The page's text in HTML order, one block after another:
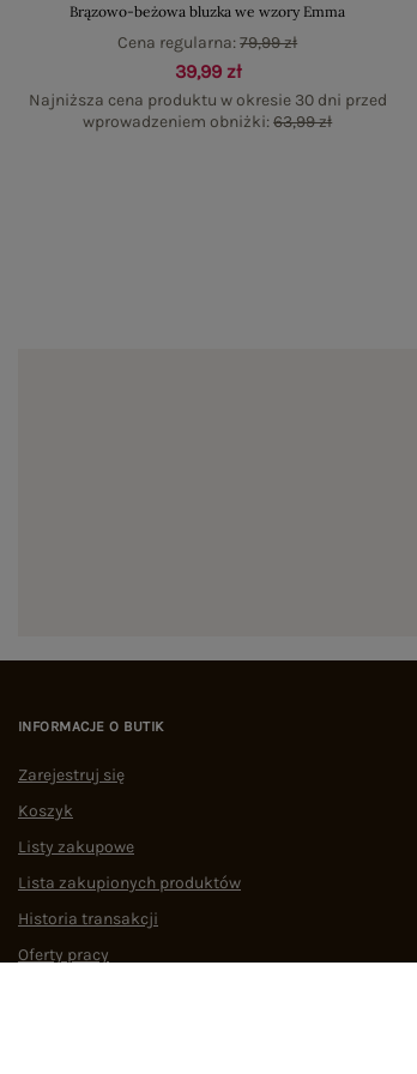
Brązowo-beżowa bluzka we wzory Emma
39,99 zł
Najniższa cena produktu w okresie 30 dni przed
wprowadzeniem obniżki:63,99 zł
Cena regularna:79,99 zł
INFORMACJE O BUTIK
Zarejestruj się
Koszyk
Listy zakupowe
Lista zakupionych produktów
Historia transakcji
Oferty pracy